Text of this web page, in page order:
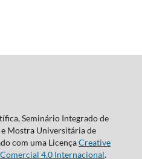
Seminário Integrado de
e Mostra Universitária de
com uma LicençaCreative
4.0 Internacional.